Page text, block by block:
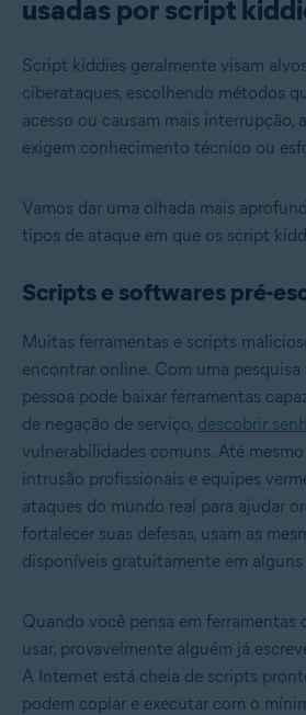
usadas por script
Script kiddies geralmente visam
ciberataques, escolhendo métodos
acesso ou causam mais interrupção,
exigem conhecimento técnico ou
Vamos dar uma olhada mais
tipos de ataque em que os script
Scripts e softwares pré-
Muitas ferramentas e scripts
encontrar online. Com uma pesquisa
pessoa pode baixar ferramentas
de negação de serviço, descobrir
vulnerabilidades comuns. Até
intrusão profissionais e equipes
ataques do mundo real para ajudar
fortalecer suas defesas, usam as
disponíveis gratuitamente em alguns
Quando você pensa em ferramentas
usar, provavelmente alguém já
A Internet está cheia de scripts
podem copiar e executar com o